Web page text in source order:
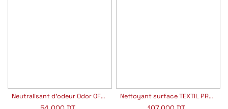
Neutralisant d'odeur Odor OFF NANO Nettoyant surface TEXTIL PROT NANO